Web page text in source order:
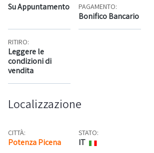
Su Appuntamento
PAGAMENTO:
Bonifico Bancario
RITIRO:
Leggere le
condizioni di
vendita
Localizzazione
CITTÀ:
Potenza Picena Mappa
STATO:
IT